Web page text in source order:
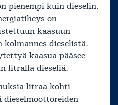
pienempi kuin dieselin.
on
kaasuun
dieselistä.
kaasua pääsee
litralla dieseliä.
litraa kohti
dieselmoottoreiden